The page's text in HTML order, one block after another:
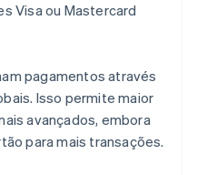
Visa ou Mastercard
pagamentos através
Isso permite maior
avançados, embora
para mais transações.